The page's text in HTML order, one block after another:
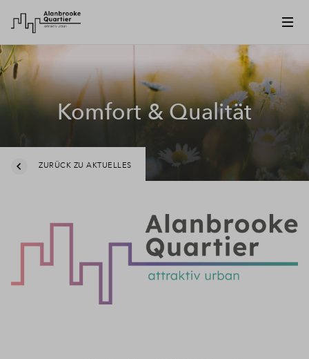
Komfort & Qualität
ZURÜCK ZU AKTUELLES